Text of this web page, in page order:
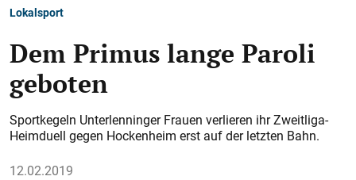
Lokalsport
Dem Primus lange Paroli
geboten
Sportkegeln Unterlenninger Frauen verlieren ihr Zweitliga-
Heimduell gegen Hockenheim erst auf der letzten Bahn.
12.02.2019